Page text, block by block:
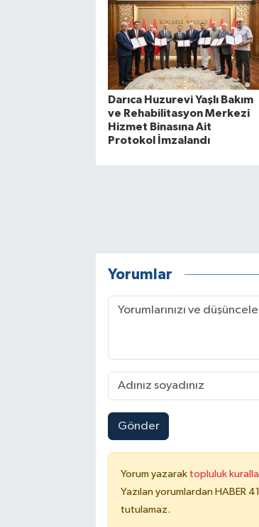
Darıca Huzurevi Yaşlı Bakım
ve Rehabilitasyon Merkezi
Hizmet Binasına Ait
Protokol İmzalandı
Yorumlar
Gönder
Yorum yazarak topluluk
Yazılan yorumlardan HABER
tutulamaz.